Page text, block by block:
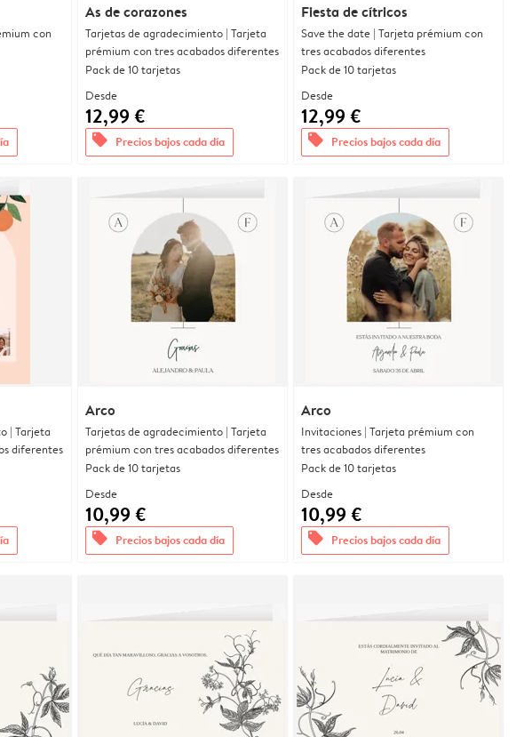
con
As de corazones
Tarjetas de agradecimiento | Tarjeta
prémium con tres acabados diferentes
Pack de 10 tarjetas
Desde
12,99 €
offers Precios bajos cada día
Fiesta de cítricos
Save the date | Tarjeta prémium con
tres acabados diferentes
Pack de 10 tarjetas
Desde
12,99 €
offers Precios bajos cada día
| Tarjeta
diferentes
Arco
Tarjetas de agradecimiento | Tarjeta
prémium con tres acabados diferentes
Pack de 10 tarjetas
Desde
10,99 €
offers Precios bajos cada día
Arco
Invitaciones | Tarjeta prémium con
tres acabados diferentes
Pack de 10 tarjetas
Desde
10,99 €
offers Precios bajos cada día